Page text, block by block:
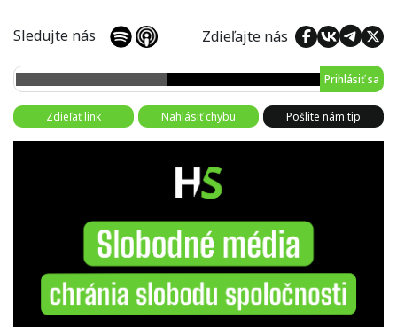
Sledujte nás Zdieľajte nás
Prihlásiť sa
Zdieľať link Nahlásiť chybu Pošlite nám tip